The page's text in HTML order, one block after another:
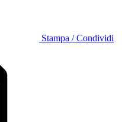
Stampa / Condividi